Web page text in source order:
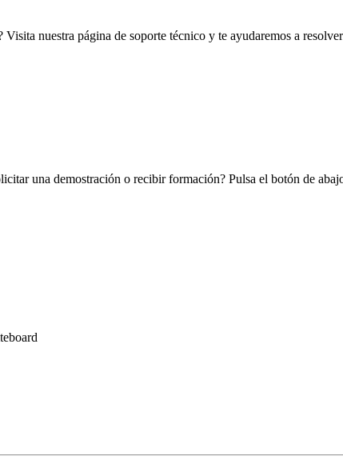
nuestra página de soporte técnico y te ayudaremos a
una demostración o recibir formación? Pulsa el botón de